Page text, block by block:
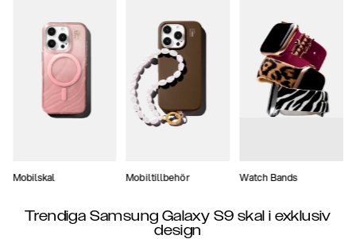
Mobilskal Mobiltillbehör Watch Bands
Trendiga Samsung Galaxy S9 skal i exklusiv
design